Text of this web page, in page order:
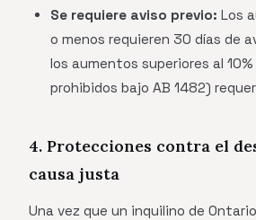
Se requiere aviso previo: Los
o menos requieren 30 días de
los aumentos superiores al
prohibidos bajo AB 1482)
4. Protecciones contra el
causa justa
Una vez que un inquilino de